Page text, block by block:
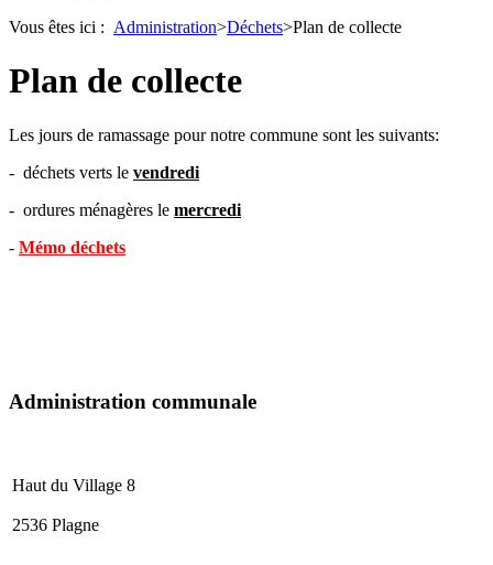
Vous êtes ici : Administration>Déchets>Plan de collecte
Plan de collecte
Les jours de ramassage pour notre commune sont les suivants:
- déchets verts le vendredi
- ordures ménagères le mercredi
- Mémo déchets
Administration communale
Haut du Village 8
2536 Plagne